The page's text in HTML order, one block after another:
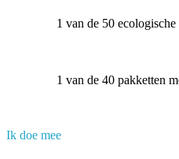
1 van de 50 ecologische
1 van de 40 pakketten
Ik doe mee